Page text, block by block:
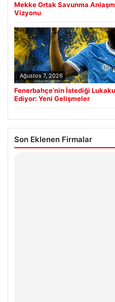
Mekke Ortak Savunma
Vizyonu
Ağustos 7, 2026
Fenerbahçe’nin İstediği
Ediyor: Yeni Gelişmeler
Son Eklenen Firmalar